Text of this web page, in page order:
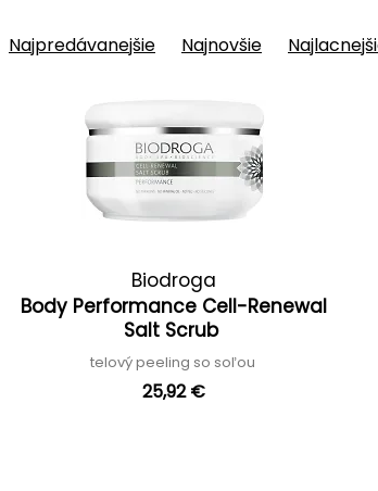
Najpredávanejšie Najnovšie
Biodroga
Body Performance Cell-Renewal
Salt Scrub
telový peeling so soľou
25,92 €